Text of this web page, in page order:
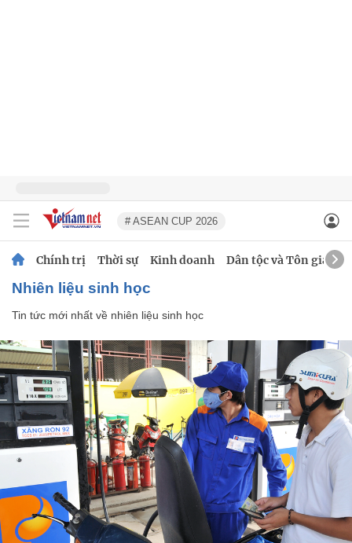
# ASEAN CUP 2026
Chính trị Thời sự Kinh doanh Dân tộc và Tôn giáo
nhiên liệu sinh học
Tin tức mới nhất về nhiên liệu sinh học